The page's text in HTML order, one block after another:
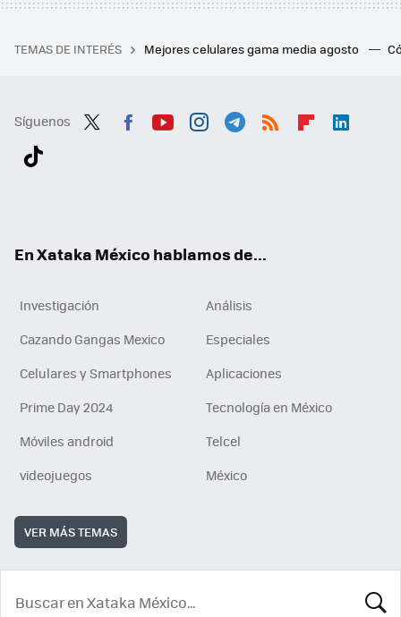
TEMAS DE INTERÉS Mejores celulares gama media agosto
Síguenos
En Xataka México hablamos de...
Investigación
Análisis
Cazando Gangas Mexico
Especiales
Celulares y Smartphones
Aplicaciones
Prime Day 2024
Tecnología en México
Móviles android
Telcel
videojuegos
México
VER MÁS TEMAS